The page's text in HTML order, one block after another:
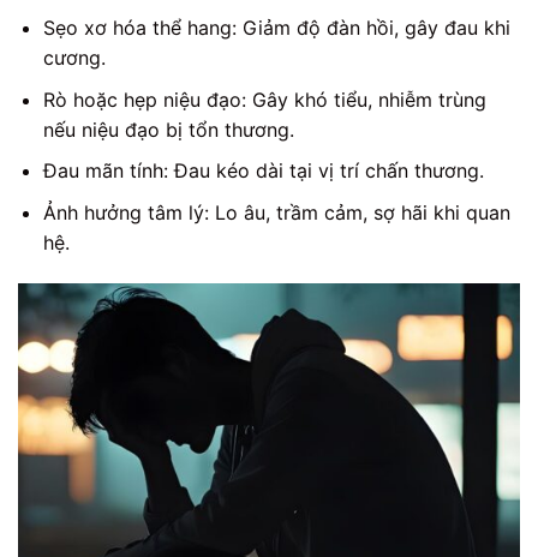
Sẹo xơ hóa thể hang: Giảm độ đàn hồi, gây đau khi
cương.
Rò hoặc hẹp niệu đạo: Gây khó tiểu, nhiễm trùng
nếu niệu đạo bị tổn thương.
Đau mãn tính: Đau kéo dài tại vị trí chấn thương.
Ảnh hưởng tâm lý: Lo âu, trầm cảm, sợ hãi khi quan
hệ.